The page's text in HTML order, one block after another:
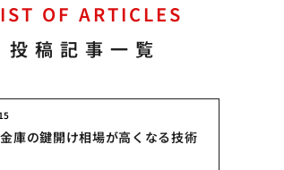
OF ARTICLES
投稿記事一覧
庫の鍵開け相場が高くなる技術